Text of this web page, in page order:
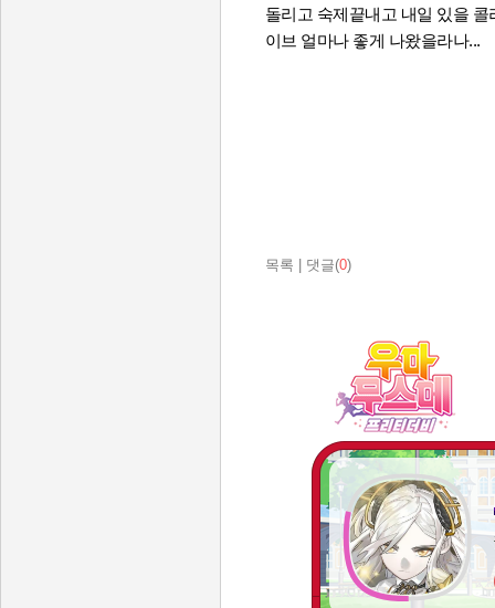
돌리고 숙제끝내고 내일 있을
이브 얼마나 좋게 나왔을라나...
목록 | 댓글(0)